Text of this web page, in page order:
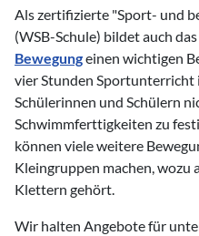
Als zertifizierte "Sport- und
(WSB-Schule) bildet auch das
Bewegungeinen wichtigen
vier Stunden Sportunterricht
Schülerinnen und Schülern
Schwimmferttigkeiten zu
können viele weitere
Kleingruppen machen, wozu
Klettern gehört.
Wir halten Angebote für